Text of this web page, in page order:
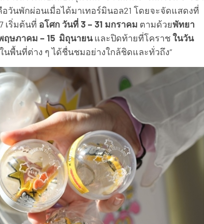
อวันพักผ่อนเมื่อได้มาเทอร์มินอล21 โดยจะจัดแสดงที่
เริ่มต้นที่ อโศก วันที่ 3 – 31 มกราคม ตามด้วยพัทยา
ฤษภาคม – 15 มิถุนายนและปิดท้ายที่โคราชในวัน
นพื้นที่ต่าง ๆ ได้ชื่นชมอย่างใกล้ชิดและทั่วถึง“